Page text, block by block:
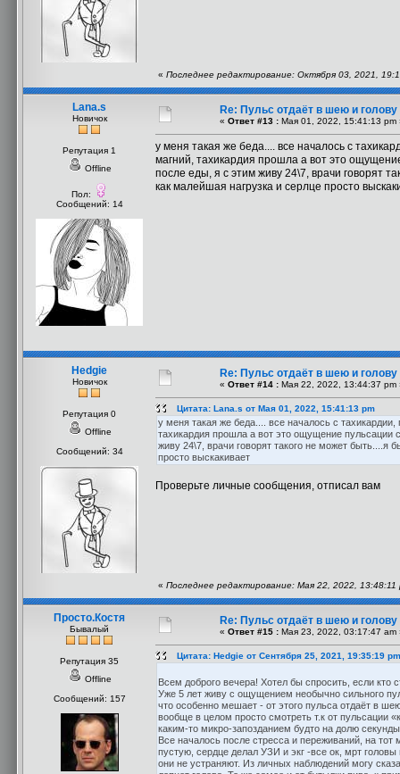
« Последнее редактирование: Октября 03, 2021,
Lana.s
Новичок
Репутация 1
Offline
Пол:
Сообщений: 14
Re: Пульс отдаёт в шею и голову
« Ответ #13 : Мая 01, 2022, 15:41:13 pm
у меня такая же беда.... все началось с
магний, тахикардия прошла а вот это
после еды, я с этим живу 24\7, врачи говорят
как малейшая нагрузка и серлце просто
Hedgie
Новичок
Репутация 0
Offline
Сообщений: 34
Re: Пульс отдаёт в шею и голову
« Ответ #14 : Мая 22, 2022, 13:44:37 pm
Цитата: Lana.s от Мая 01, 2022, 15:41:13 pm
у меня такая же беда.... все началось с
тахикардия прошла а вот это ощущение пульсации
живу 24\7, врачи говорят такого не может быть....я
просто выскакивает
Проверьте личные сообщения, отписал вам
« Последнее редактирование: Мая 22, 2022, 13:48:11
Просто.Костя
Бывалый
Репутация 35
Offline
Сообщений: 157
Re: Пульс отдаёт в шею и голову
« Ответ #15 : Мая 23, 2022, 03:17:47 am
Цитата: Hedgie от Сентября 25, 2021, 19:35:19 pm
Всем доброго вечера! Хотел бы спросить, если кто
Уже 5 лет живу с ощущением необычно сильного
что особенно мешает - от этого пульса отдаёт в
вообще в целом просто смотреть т.к от пульсации
каким-то микро-запозданием будто на долю
Все началось после стресса и переживаний, на
пустую, сердце делал УЗИ и экг -все ок, мрт
они не устраняют. Из личных наблюдений могу